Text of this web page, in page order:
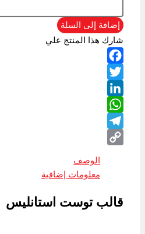
إضافة إلى السلة
شارك هذا المنتج علي
Facebook
Twitter
LinkedIn
WhatsApp
Telegram
الوصف
معلومات إضافية
قالب توست استانليس